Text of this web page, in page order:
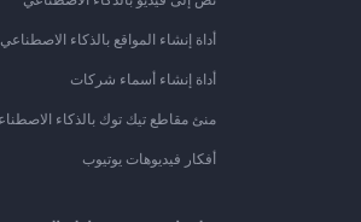
أداة إنشاء المواقع بالذكاء الاصطناعي
أداة إنشاء أسماء شركات
منئ مقاطع تيك توك بالذكاء
أفكار فيديوهات يوتيوب